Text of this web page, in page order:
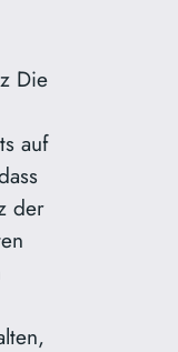
Die
auf
der